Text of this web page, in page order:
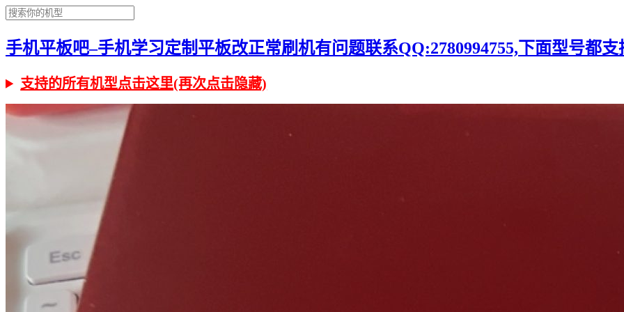
手机平板吧–手机学习定制平板改正常刷机有问题联系QQ:2780994755,下面型号都支
支持的所有机型点击这里(再次点击隐藏)